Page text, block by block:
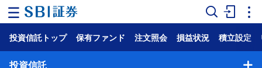
ホ
ー
ム
投資信託トップ 保有ファンド 注文照会 損益状況 積立設定
投資信託